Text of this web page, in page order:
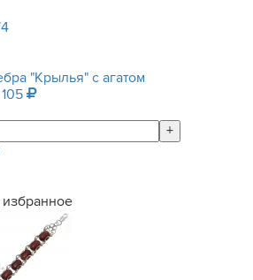
"Крылья" с агатом
+